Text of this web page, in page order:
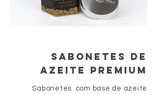
SABONETES DE
AZEITE PREMIUM
Sabonetes com base de azeite